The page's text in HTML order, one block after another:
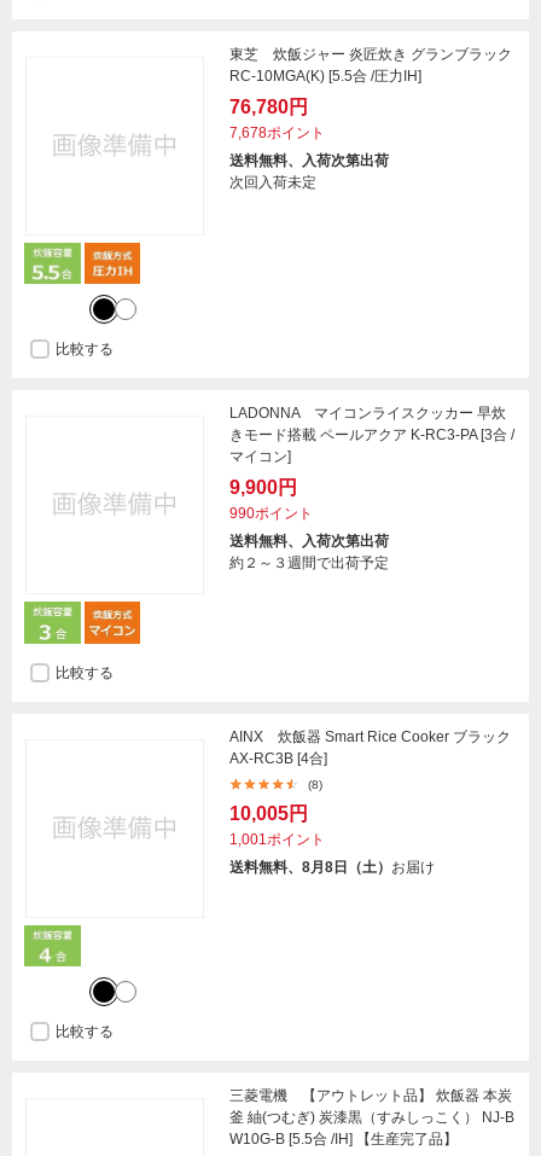
東芝 炊飯ジャー 炎匠炊き グランブラック
RC-10MGA(K) [5.5合 /圧力IH]
76,780円
7,678ポイント
送料無料、入荷次第出荷
次回入荷未定
比較する
LADONNA マイコンライスクッカー 早炊
きモード搭載 ペールアクア K-RC3-PA [3合 /
マイコン]
9,900円
990ポイント
送料無料、入荷次第出荷
約２～３週間で出荷予定
比較する
AINX 炊飯器 Smart Rice Cooker ブラック
AX-RC3B [4合]
(8)
10,005円
1,001ポイント
送料無料、8月8日（土） お届け
比較する
三菱電機 【アウトレット品】 炊飯器 本炭
釜 紬(つむぎ) 炭漆黒（すみしっこく） NJ-B
W10G-B [5.5合 /IH] 【生産完了品】